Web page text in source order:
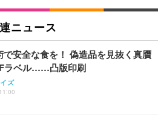
スチェア デスクチェア 疲れない テレ
椅子 腰サポート 90度跳ね上げ式アーム
ドレスト ハンガー付き 高反発クッシ
ア 通気性メッシュ ゲーミング/勉強/事
パソコンチェア (ブラック)
スチェア デスクチェア 疲れない テレ
強化バックレスト 30度ロッキング機
椅子 腰サポート 90度跳ね上げ式アーム
ゲーミングモニター DualSense 充電
CFI-ZDM1J）
】Dell E2724HS 27インチ 液晶モニタ
）VA 非光沢 HDMI/DisplayP
ーカー内蔵 高さ調整 スイベル VESA対
イフ ネオ・オムツ L 中型犬用 26枚入
スマートベーシック) 【Amazon.co.jp
Basic アイリスオーヤマ ペットシーツ
ワイド 100枚入 (x 1) (ケース販売)
ニュース
で安全な食を！ 偽造品を見抜く真贋
ラベル……凸版印刷
ズ